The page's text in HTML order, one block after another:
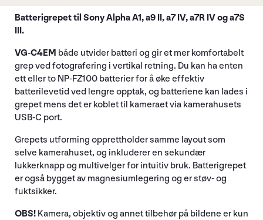
Batterigrepet til Sony Alpha A1, a9 II, a7 IV, a7R IV og a7S
III.
VG-C4EM både utvider batteri og gir et mer komfortabelt
grep ved fotografering i vertikal retning. Du kan ha enten
ett eller to NP-FZ100 batterier for å øke effektiv
batterilevetid ved lengre opptak, og batteriene kan lades i
grepet mens det er koblet til kameraet via kamerahusets
USB-C port.
Grepets utforming opprettholder samme layout som
selve kamerahuset, og inkluderer en sekundær
lukkerknapp og multivelger for intuitiv bruk. Batterigrepet
er også bygget av magnesiumlegering og er støv- og
fuktsikker.
OBS! Kamera, objektiv og annet tilbehør på bildene er kun